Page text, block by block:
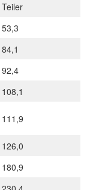
Teiler
53,3
84,1
92,4
108,1
111,9
126,0
180,9